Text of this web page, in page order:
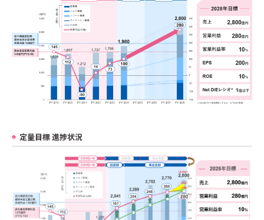
定量目標 進捗状況